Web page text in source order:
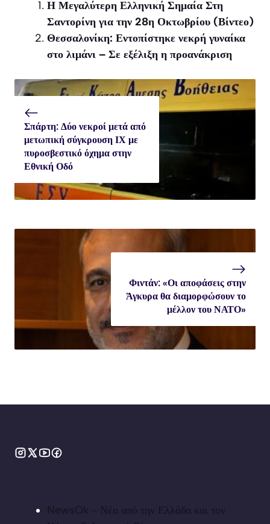
Η Μεγαλύτερη Ελληνική Σημαία Στη
Σαντορίνη για την 28η Οκτωβρίου (Βίντεο)
Θεσσαλονίκη: Εντοπίστηκε νεκρή γυναίκα
στο λιμάνι – Σε εξέλιξη η προανάκριση
Σπάρτη: Δύο νεκροί μετά από
μετωπική σύγκρουση ΙΧ με
πυροσβεστικό όχημα στην
Εθνική Οδό
Φιντάν: «Οι αποφάσεις στην
Άγκυρα θα διαμορφώσουν το
μέλλον του ΝΑΤΟ»
NewsOk - Νέα από την Ελλάδα και τον